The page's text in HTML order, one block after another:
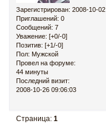
Зарегистрирован: 2008-10-02
Приглашений: 0
Сообщений: 7
Уважение: [+0/-0]
Позитив: [+1/-0]
Пол: Мужской
Провел на форуме:
44 минуты
Последний визит:
2008-10-26 09:06:03
Страница:1